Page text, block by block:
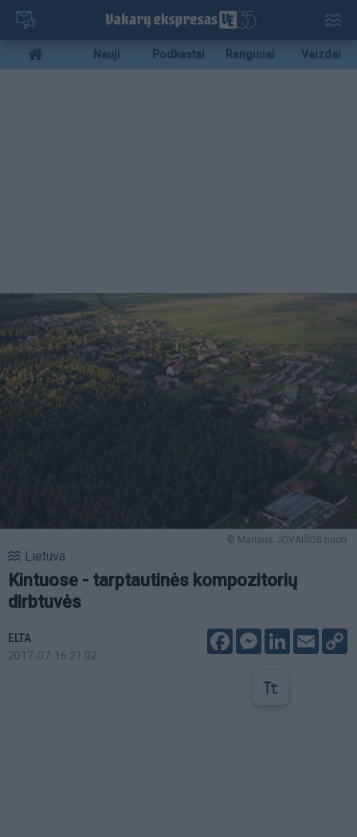
Pereiti
pagrindinį
turinį
Mobile
menu
Nauji Podkastai Renginiai Vaizdai
© Mariaus JOVAIŠOS nuotr.
Lietuva
Kintuose - tarptautinės kompozitorių
dirbtuvės
ELTA
2017-07-16 21:02
FacebookMessenger
LinkedIn
Email